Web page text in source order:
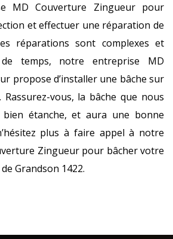
MD Couverture Zingueur pour
et effectuer une réparation de
réparations sont complexes et
temps, notre entreprise MD
propose d’installer une bâche sur
vous, la bâche que nous
étanche, et aura une bonne
plus à faire appel à notre
Zingueur pour bâcher votre
Grandson 1422.